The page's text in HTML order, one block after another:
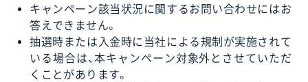
キャンペーン該当状況に関するお問い合わせにはお
答えできません。
抽選時または入金時に当社による規制が実施されて
いる場合は、本キャンペーン対象外とさせていただ
くことがあります。